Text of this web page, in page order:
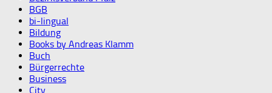
BGB
bi-lingual
Bildung
Books by Andreas Klamm
Buch
Bürgerrechte
Business
City